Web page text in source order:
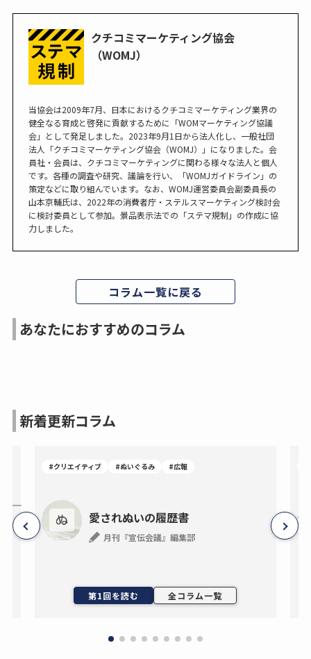
クチコミマーケティング協会
（WOMJ）
当協会は2009年7月、日本におけるクチコミマーケティング業界の
健全なる育成と啓発に貢献するために「WOMマーケティング協議
会」として発足しました。2023年9月1日から法人化し、一般社団
法人「クチコミマーケティング協会（WOMJ）」になりました。会
員社・会員は、クチコミマーケティングに関わる様々な法人と個人
です。各種の調査や研究、議論を行い、「WOMJガイドライン」の
策定などに取り組んでいます。なお、WOMJ運営委員会副委員長の
山本京輔氏は、2022年の消費者庁・ステルスマーケティング検討会
に検討委員として参加。景品表示法での「ステマ規制」の作成に協
力しました。
コラム一覧に戻る
あなたにおすすめのコラム
新着更新コラム
#クリエイティブ #ぬいぐるみ #広報
愛されぬいの履歴書
月刊『宣伝会議』編集部
第1回を読む 全コラム一覧